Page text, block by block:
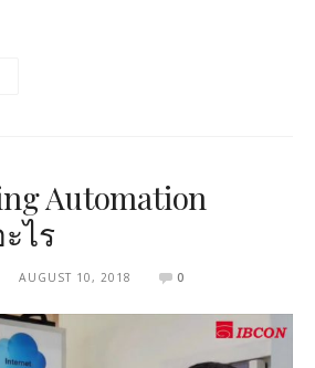
Automation
ไร
AUGUST 10, 2018 0